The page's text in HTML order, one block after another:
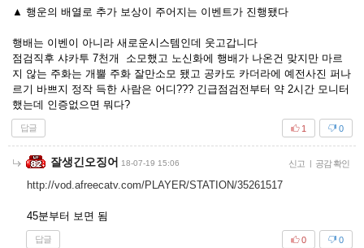
▲ 행운의 배열로 추가 보상이 주어지는 이벤트가 진행됐다
행배는 이벤이 아니라 새로운시스템인데 웃고갑니다
점검직후 샤카투 7천개 소모했고 노신화에 행배가 나온건 맞지만 마르
지 않는 주화는 개뿔 주화 잘만소모 됐고 공카도 카더라에 예전사진 퍼나
르기 바쁘지 정작 득한 사람은 어디??? 긴급점검전부터 약 2시간 모니터
했는데 인증없으면 뭐다?
답글 0
1
잘생긴오징어 18-07-19 15:06 신고 | 공감 확인
http://vod.afreecatv.com/PLAYER/STATION/35261517
45분부터 보면 됨
답글 0
0